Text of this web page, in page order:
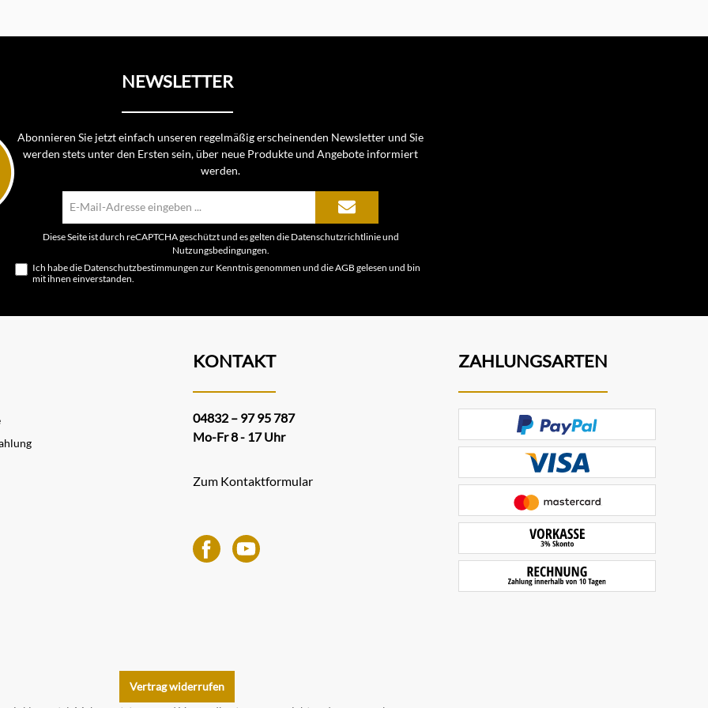
NEWSLETTER
Abonnieren Sie jetzt einfach unseren regelmäßig erscheinenden Newsletter und Sie
werden stets unter den Ersten sein, über neue Produkte und Angebote informiert
werden.
Mail-
Adresse*
Diese Seite ist durch reCAPTCHA geschützt und es gelten die Datenschutzrichtlinieund
Nutzungsbedingungen
Ich habe die Datenschutzbestimmungen zur Kenntnis genommen und dieAGB gelesen und bin
mit ihnen einverstanden.
KONTAKT
04832 – 97 95 787
Mo-Fr 8 - 17 Uhr
Zum Kontaktformular
ZAHLUNGSARTEN
Vertrag widerrufen